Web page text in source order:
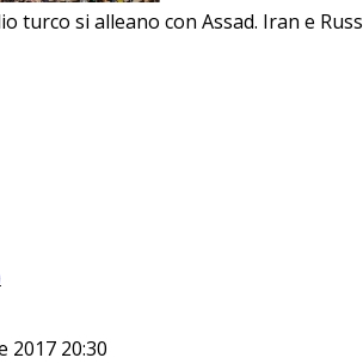
turco si alleano con Assad. Iran e
2017 20:30